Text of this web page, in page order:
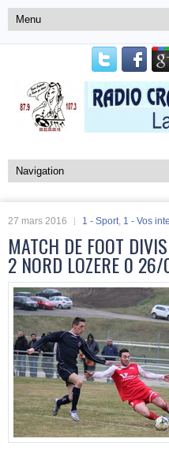
27 mars 2016 1 - Sport, 1 - Vos
MATCH DE FOOT
2 NORD LOZERE 0